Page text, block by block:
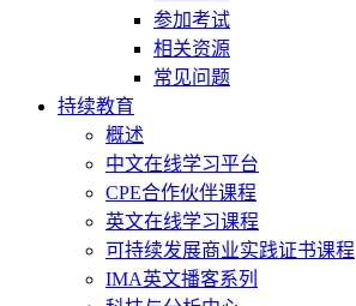
参加考试
相关资源
常见问题
持续教育
概述
中文在线学习平台
CPE合作伙伴课程
英文在线学习课程
可持续发展商业实践证书课程
IMA英文播客系列